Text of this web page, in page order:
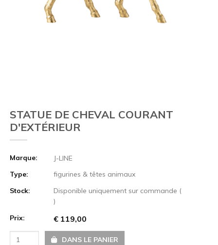
STATUE DE CHEVAL COURANT
D'EXTÉRIEUR
Marque:
J-LINE
Type:
figurines & têtes animaux
Stock:
Disponible uniquement sur commande (
)
Prix:
€ 119,00
DANS LE PANIER